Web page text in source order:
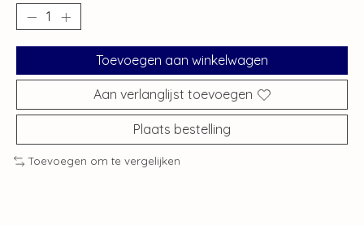
Toevoegen aan winkelwagen
Aan verlanglijst toevoegen
Plaats bestelling
Toevoegen om te vergelijken